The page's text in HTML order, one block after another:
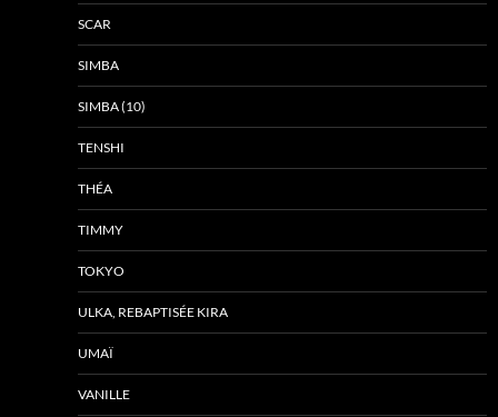
SCAR
SIMBA
SIMBA (10)
TENSHI
THÉA
TIMMY
TOKYO
ULKA, REBAPTISÉE KIRA
UMAÏ
VANILLE